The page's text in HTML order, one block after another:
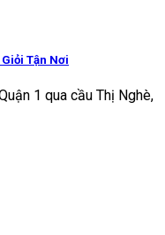
Tận Nơi
1 qua cầu Thị Nghè,